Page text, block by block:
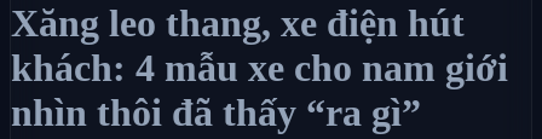
Xăng leo thang, xe điện hút
khách: 4 mẫu xe cho nam giới
nhìn thôi đã thấy “ra gì”